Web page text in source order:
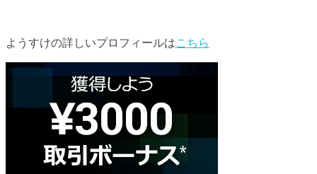
ようすけの詳しいプロフィールはこちら